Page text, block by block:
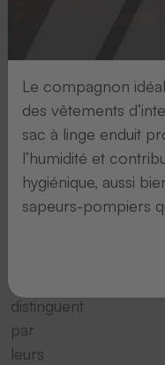
fil
fonctionnant
par
liaison
radio?
Nos
lecteurs
distinguent
par
leurs
Le compagnon
des vêtements
sac à linge enduit
l’humidité et
hygiénique, aussi
sapeurs-pompiers